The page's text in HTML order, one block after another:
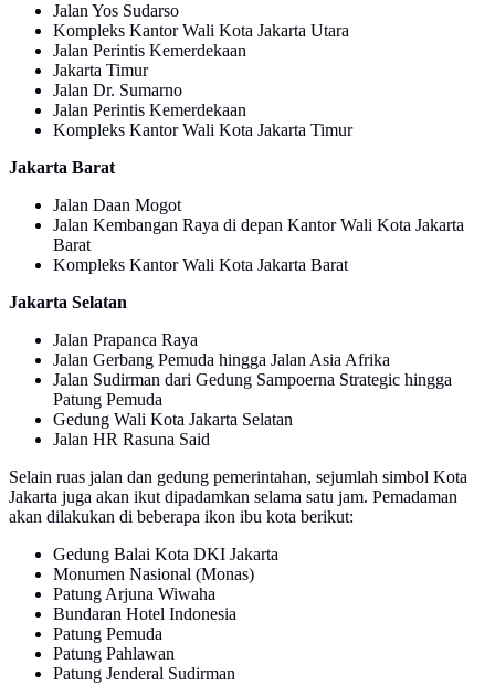
Jalan Yos Sudarso
Kompleks Kantor Wali Kota Jakarta Utara
Jalan Perintis Kemerdekaan
Jakarta Timur
Jalan Dr. Sumarno
Jalan Perintis Kemerdekaan
Kompleks Kantor Wali Kota Jakarta Timur
Jakarta Barat
Jalan Daan Mogot
Jalan Kembangan Raya di depan Kantor Wali Kota Jakarta
Barat
Kompleks Kantor Wali Kota Jakarta Barat
Jakarta Selatan
Jalan Prapanca Raya
Jalan Gerbang Pemuda hingga Jalan Asia Afrika
Jalan Sudirman dari Gedung Sampoerna Strategic hingga
Patung Pemuda
Gedung Wali Kota Jakarta Selatan
Jalan HR Rasuna Said
Selain ruas jalan dan gedung pemerintahan, sejumlah simbol Kota
Jakarta juga akan ikut dipadamkan selama satu jam. Pemadaman
akan dilakukan di beberapa ikon ibu kota berikut:
Gedung Balai Kota DKI Jakarta
Monumen Nasional (Monas)
Patung Arjuna Wiwaha
Bundaran Hotel Indonesia
Patung Pemuda
Patung Pahlawan
Patung Jenderal Sudirman